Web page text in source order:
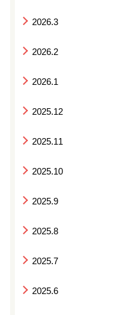
2026.3
2026.2
2026.1
2025.12
2025.11
2025.10
2025.9
2025.8
2025.7
2025.6